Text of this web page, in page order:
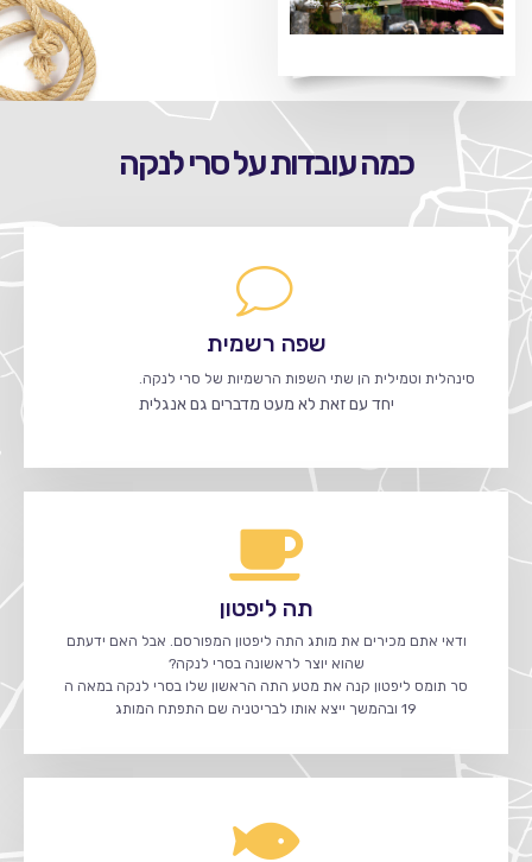
כמה עובדות על סרי לנקה
שפה רשמית
סינהלית וטמילית הן שתי השפות הרשמיות של סרי לנקה.
יחד עם זאת לא מעט מדברים גם אנגלית
תה ליפטון
ודאי אתם מכירים את מותג התה ליפטון המפורסם. אבל האם ידעתם
שהוא יוצר לראשונה בסרי לנקה?
סר תומס ליפטון קנה את מטע התה הראשון שלו בסרי לנקה במאה ה
19 ובהמשך ייצא אותו לבריטניה שם התפתח המותג